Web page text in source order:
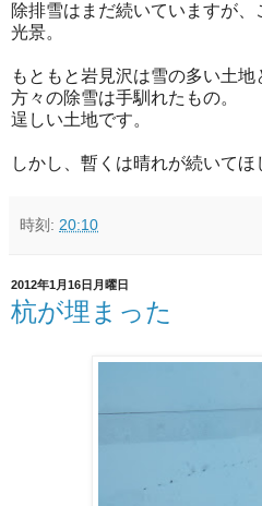
除排雪はまだ続いていますが
光景。
もともと岩見沢は雪の多い土
方々の除雪は手馴れたもの。
逞しい土地です。
しかし、暫くは晴れが続いてほ
時刻: 20:10
2012年1月16日月曜日
杭が埋まった